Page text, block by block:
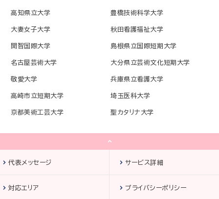
高知県立大学 豊橋技術科学大学
大妻女子大学 秋田看護福祉大学
開智国際大学 島根県立国際短期大学
名古屋芸術大学 大分県立芸術文化短期大学
敬愛大学 兵庫県立看護大学
高崎市立短期大学 埼玉医科大学
京都美術工芸大学 聖カタリナ大学
代表メッセージ サービス詳細
対応エリア プライバシーポリシー